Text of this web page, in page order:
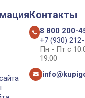
Контакты
8 800 200-
+7 (930)
Пн - Пт с
19:00